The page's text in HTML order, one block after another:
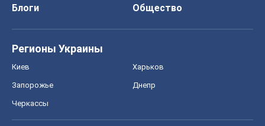
Блоги
Общество
Регионы Украины
Киев Харьков
Запорожье Днепр
Черкассы